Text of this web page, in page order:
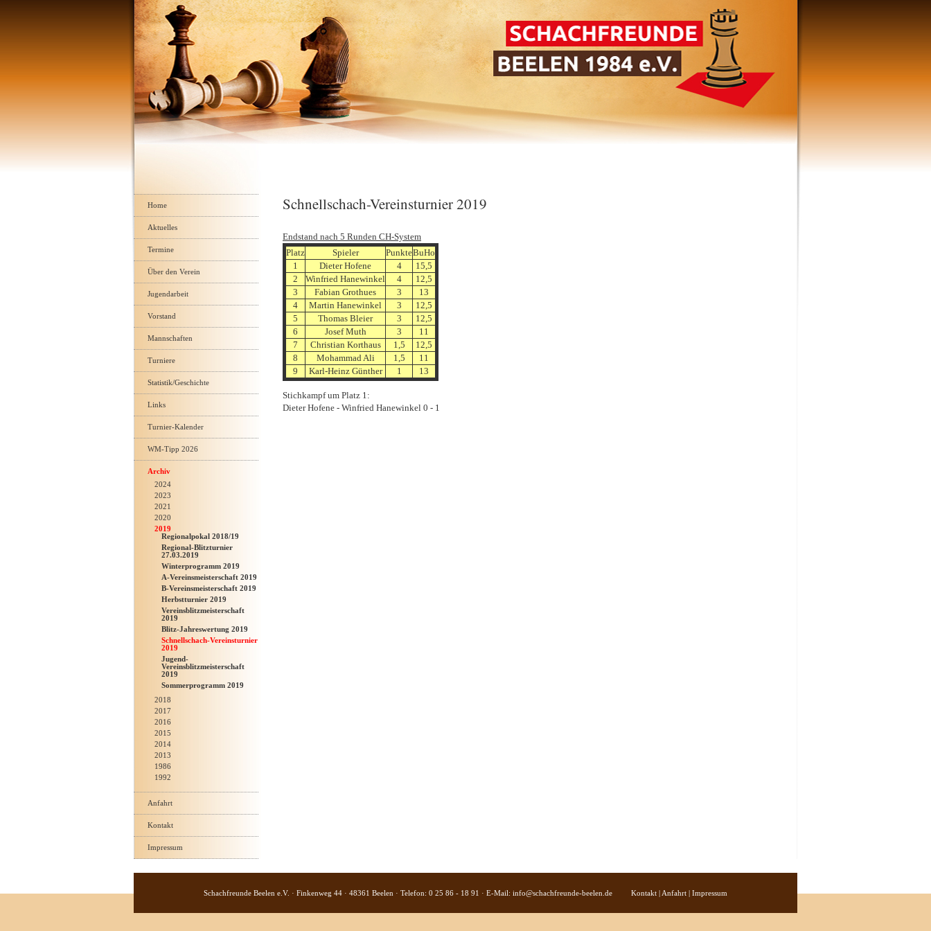
Schnellschach-Vereinsturnier 2019
Endstand nach 5 Runden CH-System
Platz
Spieler PunkteBuHo
1
Dieter Hofene 4
15,5
2
Winfried Hanewinkel 4
12,5
3
Fabian Grothues 3
13
4
Martin Hanewinkel 3
12,5
5
Thomas Bleier 3
12,5
6
Josef Muth 3
11
7
Christian Korthaus 1,5
12,5
8
Mohammad Ali 1,5
11
9
Karl-Heinz Günther 1 13
Stichkampf um Platz 1:
Dieter Hofene - Winfried Hanewinkel 0 - 1
Navigation
überspringen
Home
Aktuelles
Termine
Über den Verein
Jugendarbeit
Vorstand
Mannschaften
Turniere
Statistik/Geschichte
Links
Turnier-Kalender
WM-Tipp 2026
Archiv
2024
2023
2021
2020
2019
Regionalpokal 2018/19
Regional-Blitzturnier
27.03.2019
Winterprogramm 2019
A-Vereinsmeisterschaft 2019
B-Vereinsmeisterschaft 2019
Herbstturnier 2019
Vereinsblitzmeisterschaft
2019
Blitz-Jahreswertung 2019
Schnellschach-Vereinsturnier
2019
Jugend-
Vereinsblitzmeisterschaft
2019
Sommerprogramm 2019
2018
2017
2016
2015
2014
2013
1986
1992
Anfahrt
Kontakt
Impressum
Schachfreunde Beelen e.V. · Finkenweg 44 · 48361 Beelen · Telefon: 0 25 86 - 18 91 · E-Mail: info@schachfreunde-beelen.de Kontakt | Anfahrt | Impressum